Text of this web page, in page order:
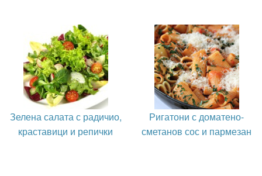
Зелена салата с радичио,
краставици и репички
Ригатони с доматено-
сметанов сос и пармезан